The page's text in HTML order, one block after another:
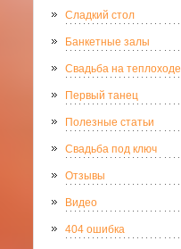
Сладкий стол
Банкетные залы
Свадьба на теплоходе
Первый танец
Полезные статьи
Свадьба под ключ
Отзывы
Видео
404 ошибка